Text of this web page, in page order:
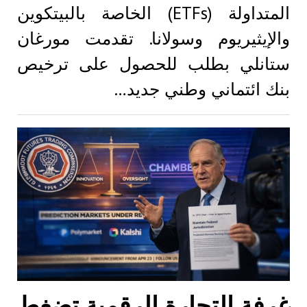
المتداولة (ETFs) الخاصة بالبيتكوين
والإيثيريوم وسولانا. تقدمت مورغان
ستانلي بطلب للحصول على ترخيص
بنك ائتماني وطني جديد…